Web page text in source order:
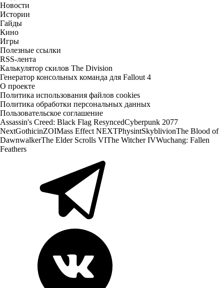
Новости
Истории
Гайды
Кино
Игры
Полезные ссылки
RSS-лента
Калькулятор скилов The Division
Генератор консольных команда для Fallout 4
О проекте
Политика использования файлов cookies
Политика обработки персональных данных
Пользовательское соглашение
Assassin's Creed: Black Flag ResyncedCyberpunk 2077
NextGothicinZOIMass Effect NEXTPhysintSkyblivionThe Blood of
DawnwalkerThe Elder Scrolls VIThe Witcher IVWuchang: Fallen
Feathers